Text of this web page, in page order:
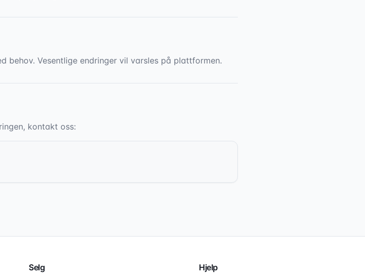
behov. Vesentlige endringer vil varsles på plattformen.
kontakt oss:
Selg Hjelp